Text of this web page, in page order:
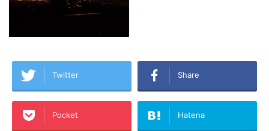
Twitter Share
Pocket Hatena